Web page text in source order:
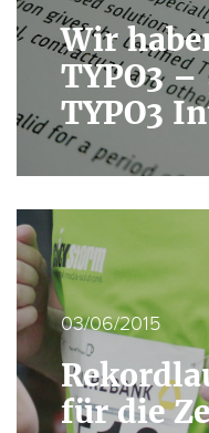
Wir
TYPO3
TYPO3
03/06/2015
für die